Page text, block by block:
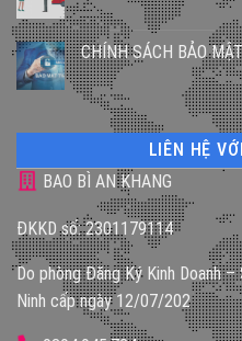
CHÍNH SÁCH BẢO MẬT
LIÊN HỆ
BAO BÌ AN KHANG
ĐKKD số: 2301179114
Do phòng Đăng Ký Kinh Doanh
Ninh cấp ngày 12/07/202